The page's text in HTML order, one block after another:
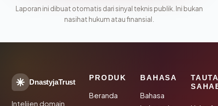
Laporan ini dibuat otomatis dari sinyal teknis publik. Ini bukan
nasihat hukum atau finansial.
DnastyjaTrust
Intelijen domain
PRODUK
Beranda
BAHASA
Bahasa